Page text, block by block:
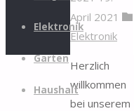
Elektronik
Garten
Haushalt
April 2021
Elektronik
Herzlich
willkommen
bei unserem